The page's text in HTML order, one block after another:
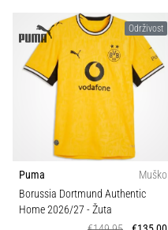
Održivost
Puma
Muško
Borussia Dortmund Authentic
Home 2026/27 - Žuta